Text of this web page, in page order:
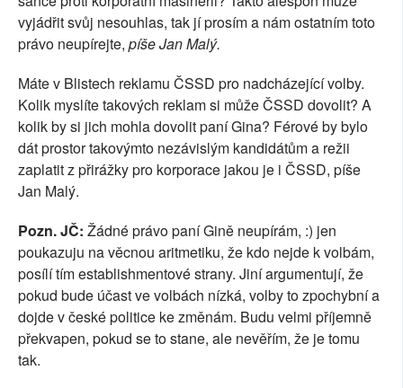
vyjádřit svůj nesouhlas, tak jí prosím a nám ostatním toto
právo neupírejte, píše Jan Malý.
Máte v Blistech reklamu ČSSD pro nadcházející volby.
Kolik myslíte takových reklam si může ČSSD dovolit? A
kolik by si jich mohla dovolit paní Gina? Férové by bylo
dát prostor takovýmto nezávislým kandidátům a režii
zaplatit z přirážky pro korporace jakou je i ČSSD, píše
Jan Malý.
Pozn. JČ: Žádné právo paní Gině neupírám, :) jen
poukazuju na věcnou aritmetiku, že kdo nejde k volbám,
posílí tím establishmentové strany. Jiní argumentují, že
pokud bude účast ve volbách nízká, volby to zpochybní a
dojde v české politice ke změnám. Budu velmi příjemně
překvapen, pokud se to stane, ale nevěřím, že je tomu
tak.